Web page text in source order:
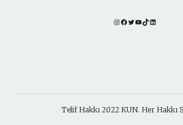
Instagram
Facebook
TwitterYouTube
TikTok
Telif Hakkı 2022 KUN. Her Hakkı